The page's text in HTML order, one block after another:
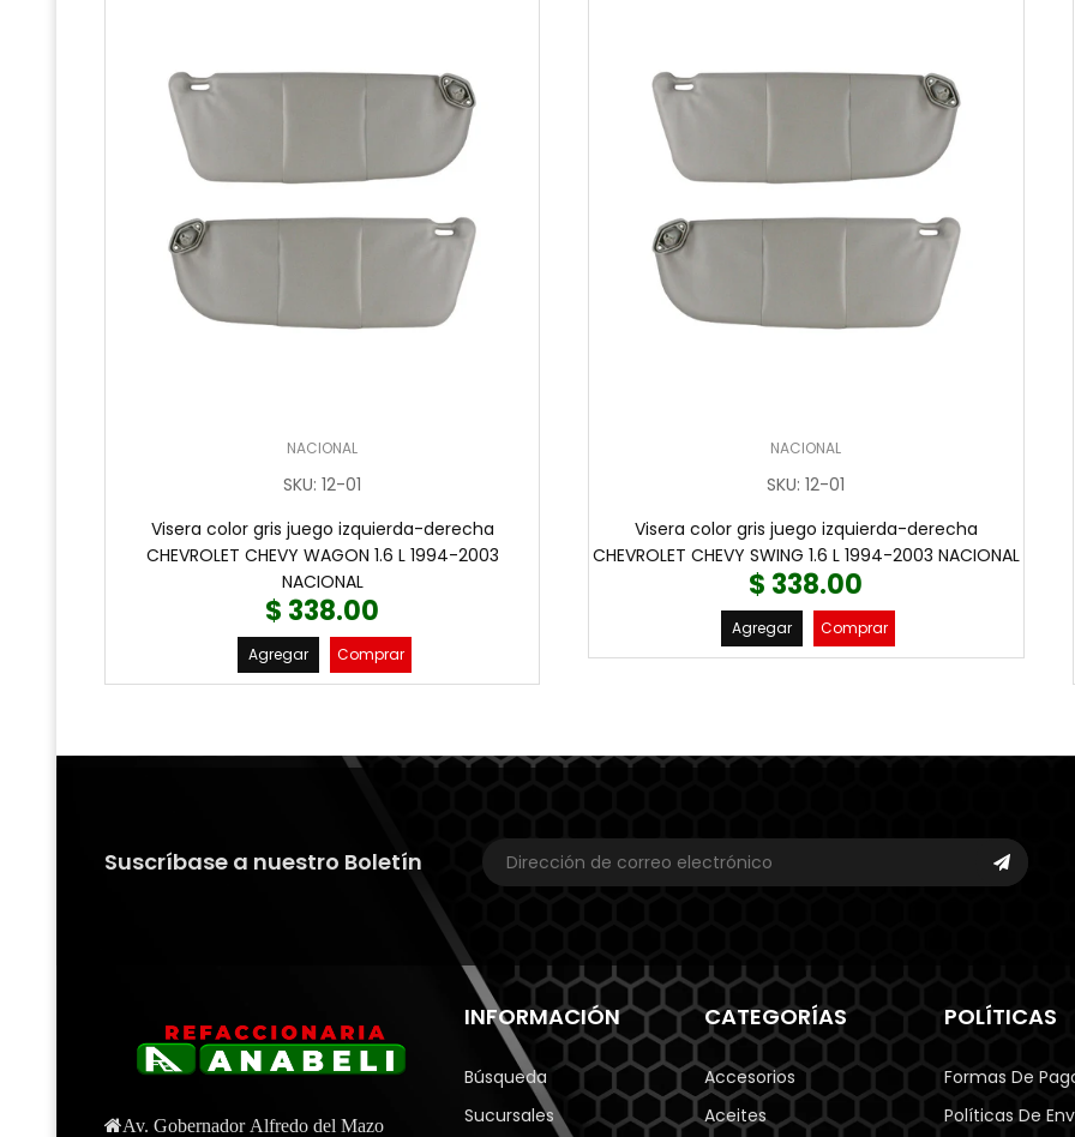
NACIONAL
SKU:12-01
Visera color gris juego izquierda-derecha
CHEVROLET CHEVY WAGON 1.6 L 1994-2003
NACIONAL
$ 338.00
Agregar Comprar
NACIONAL
SKU:12-01
Visera color gris juego izquierda-derecha
CHEVROLET CHEVY SWING 1.6 L 1994-2003 NACIONAL
$ 338.00
Agregar Comprar
Suscríbase a nuestro Boletín
Av. Gobernador Alfredo del Mazo
INFORMACIÓN
Búsqueda
Sucursales
CATEGORÍAS
Accesorios
Aceites
POLÍTICAS
Formas De
Políticas De